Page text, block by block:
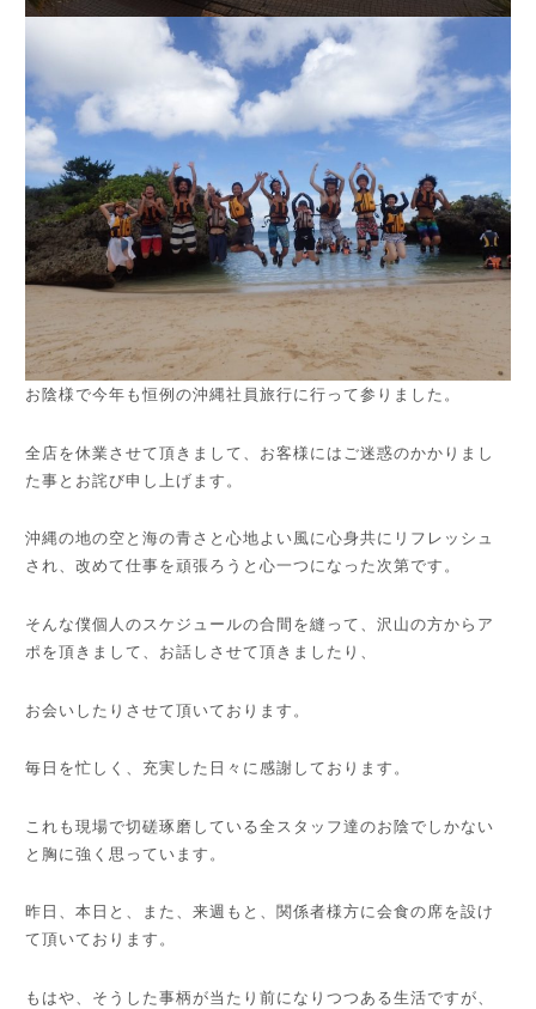
お陰様で今年も恒例の沖縄社員旅行に行って参りました。
全店を休業させて頂きまして、お客様にはご迷惑のかかりまし
た事とお詫び申し上げます。
沖縄の地の空と海の青さと心地よい風に心身共にリフレッシュ
され、改めて仕事を頑張ろうと心一つになった次第です。
そんな僕個人のスケジュールの合間を縫って、沢山の方からア
ポを頂きまして、お話しさせて頂きましたり、
お会いしたりさせて頂いております。
毎日を忙しく、充実した日々に感謝しております。
これも現場で切磋琢磨している全スタッフ達のお陰でしかない
と胸に強く思っています。
昨日、本日と、また、来週もと、関係者様方に会食の席を設け
て頂いております。
もはや、そうした事柄が当たり前になりつつある生活ですが、